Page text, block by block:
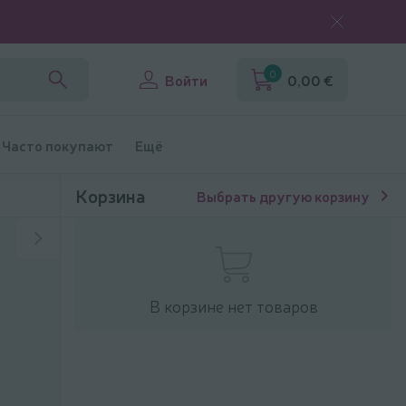
Войти 0 0,00 €
Часто покупают Ещё
Корзина Выбрать другую корзину
В корзине нет товаров